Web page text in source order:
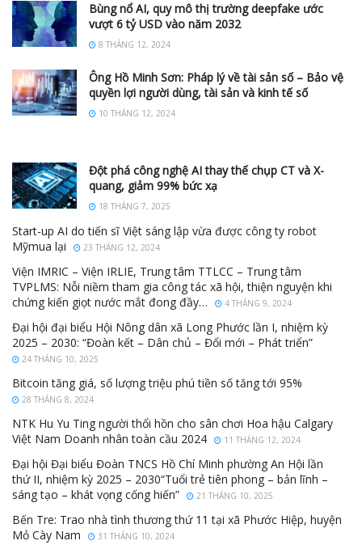
Bùng nổ AI, quy mô thị trường deepfake ước
vượt 6 tỷ USD vào năm 2032
8 THÁNG 12, 2024
Ông Hồ Minh Sơn: Pháp lý về tài sản số – Bảo vệ
quyền lợi người dùng, tài sản và kinh tế số
10 THÁNG 12, 2024
Đột phá công nghệ AI thay thế chụp CT và X-
quang, giảm 99% bức xạ
18 THÁNG 7, 2025
Start-up AI do tiến sĩ Việt sáng lập vừa được công ty robot
Mỹmua lại
23 THÁNG 12, 2024
Viện IMRIC – Viện IRLIE, Trung tâm TTLCC – Trung tâm
TVPLMS: Nỗi niềm tham gia công tác xã hội, thiện nguyện khi
chứng kiến giọt nước mắt đong đầy…
4 THÁNG 9, 2024
Đại hội đại biểu Hội Nông dân xã Long Phước lần I, nhiệm kỳ
2025 – 2030: “Đoàn kết – Dân chủ – Đổi mới – Phát triển”
24 THÁNG 10, 2025
Bitcoin tăng giá, số lượng triệu phú tiền số tăng tới 95%
28 THÁNG 8, 2024
NTK Hu Yu Ting người thổi hồn cho sân chơi Hoa hậu Calgary
Việt Nam Doanh nhân toàn cầu 2024
11 THÁNG 12, 2024
Đại hội Đại biểu Đoàn TNCS Hồ Chí Minh phường An Hội lần
thứ II, nhiệm kỳ 2025 – 2030“Tuổi trẻ tiên phong – bản lĩnh –
sáng tạo – khát vọng cống hiến”
21 THÁNG 10, 2025
Bến Tre: Trao nhà tình thương thứ 11 tại xã Phước Hiệp, huyện
Mỏ Cày Nam
31 THÁNG 10, 2024